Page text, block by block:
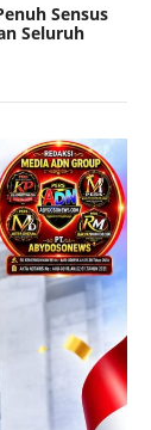
Sensus
Seluruh